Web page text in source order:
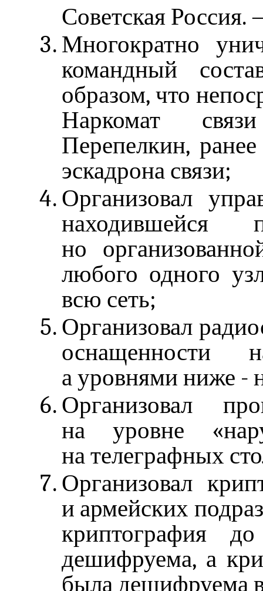
Советская
Многократно
командный
образом, что
Наркомат
Перепелкин,
эскадрона связи;
Организовал
но
любого одного
всю сеть;
Организовал
оснащенности
а уровнями ниже -
Организовал
на уровне
на телеграфных
Организовал
и армейских
криптография
дешифруема, а
была дешифруема